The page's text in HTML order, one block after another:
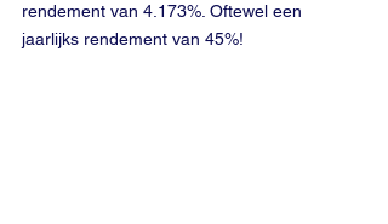
rendement van 4.173%. Oftewel een
jaarlijks rendement van 45%!